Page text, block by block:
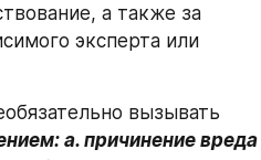
а также за
эксперта или
вызывать
a. причинение вреда